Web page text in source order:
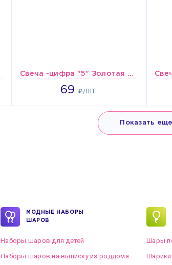
Свеча -цифра "5" Золотая 8см/V
69₽/ШТ.
69
Показать еще
МОДНЫЕ НАБОРЫ
ШАРОВ
Наборы шаров для детей
Наборы шаров на выписку из роддома
Шары
Шарики